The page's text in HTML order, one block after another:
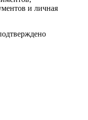
и личная